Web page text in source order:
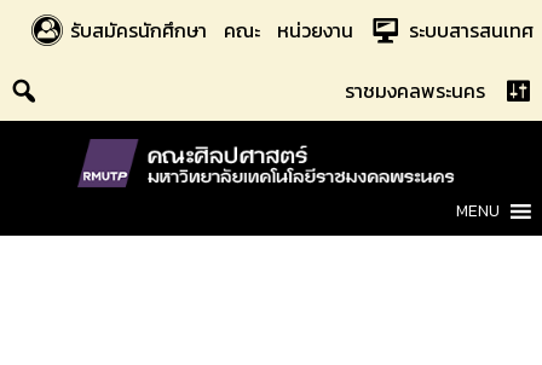
content
รับสมัครนักศึกษา คณะ หน่วยงาน ระบบสารสนเทศ
ราชมงคลพระนคร
MENU